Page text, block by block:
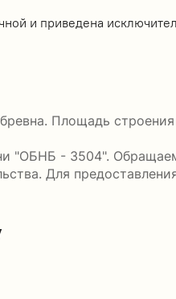
и приведена
Площадь
"ОБНБ - 3504".
Для